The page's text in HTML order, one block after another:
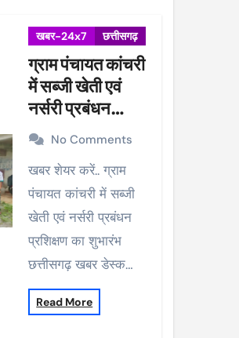
खबर-24x7 छत्तीसगढ़
ग्राम पंचायत कांचरी
में सब्जी खेती एवं
नर्सरी प्रबंधन
प्रशिक्षण का शुभारंभ
No Comments
खबर शेयर करें.. ग्राम
पंचायत कांचरी में सब्जी
खेती एवं नर्सरी प्रबंधन
प्रशिक्षण का शुभारंभ
छत्तीसगढ़ खबर डेस्क…
Read More